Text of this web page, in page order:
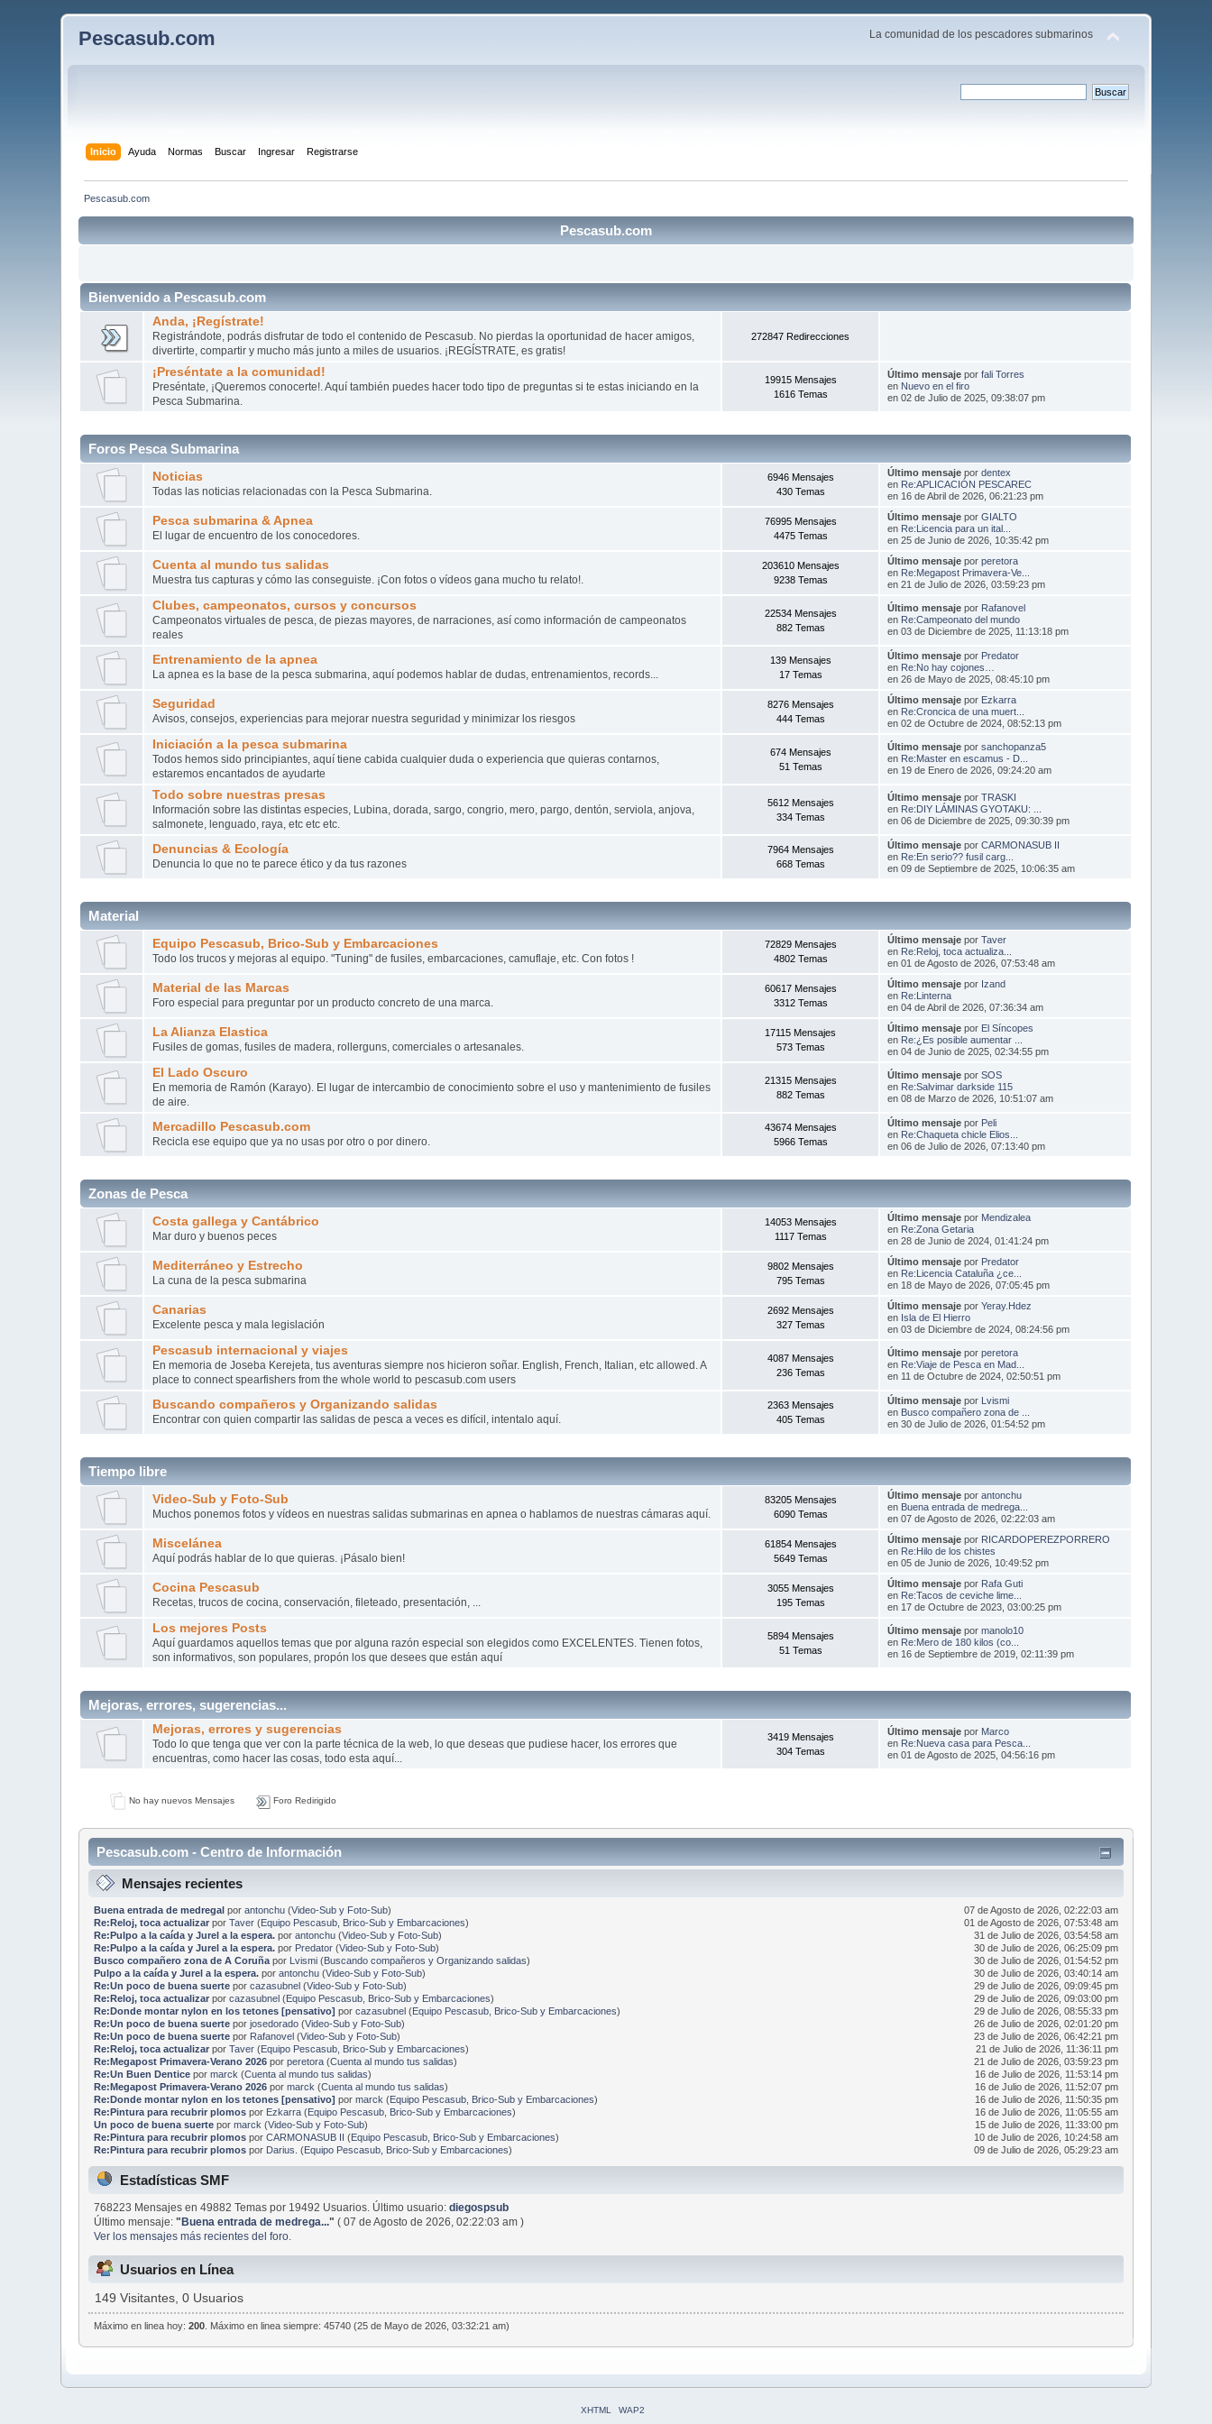
Pescasub.com La comunidad de los pescadores submarinos
Inicio Ayuda Normas Buscar Ingresar Registrarse
Pescasub.com
Pescasub.com
Bienvenido a Pescasub.com
Anda, ¡Regístrate!
Registrándote, podrás disfrutar de todo el contenido de Pescasub. No pierdas la oportunidad de hacer amigos,
divertirte, compartir y mucho más junto a miles de usuarios. ¡REGÍSTRATE, es gratis!
272847 Redirecciones
¡Preséntate a la comunidad!
Preséntate, ¡Queremos conocerte!. Aquí también puedes hacer todo tipo de preguntas si te estas iniciando en la
Pesca Submarina.
19915 Mensajes
1616 Temas
Último mensajepor fali Torres
en Nuevo en el firo
en 02 de Julio de 2025, 09:38:07 pm
Foros Pesca Submarina
Noticias
Todas las noticias relacionadas con la Pesca Submarina.
6946 Mensajes
430 Temas
Último mensajepor dentex
en Re:APLICACIÓN PESCAREC
en 16 de Abril de 2026, 06:21:23 pm
Pesca submarina & Apnea
El lugar de encuentro de los conocedores.
76995 Mensajes
4475 Temas
Último mensajepor GIALTO
en Re:Licencia para un ital...
en 25 de Junio de 2026, 10:35:42 pm
Cuenta al mundo tus salidas
Muestra tus capturas y cómo las conseguiste. ¡Con fotos o vídeos gana mucho tu relato!.
203610 Mensajes
9238 Temas
Último mensajepor peretora
en Re:Megapost Primavera-Ve...
en 21 de Julio de 2026, 03:59:23 pm
Clubes, campeonatos, cursos y concursos
Campeonatos virtuales de pesca, de piezas mayores, de narraciones, así­ como información de campeonatos
reales
22534 Mensajes
882 Temas
Último mensajepor Rafanovel
en Re:Campeonato del mundo
en 03 de Diciembre de 2025, 11:13:18 pm
Entrenamiento de la apnea
La apnea es la base de la pesca submarina, aquí podemos hablar de dudas, entrenamientos, records...
139 Mensajes
17 Temas
Último mensajepor Predator
en Re:No hay cojones…
en 26 de Mayo de 2025, 08:45:10 pm
Seguridad
Avisos, consejos, experiencias para mejorar nuestra seguridad y minimizar los riesgos
8276 Mensajes
444 Temas
Último mensajepor Ezkarra
en Re:Croncica de una muert...
en 02 de Octubre de 2024, 08:52:13 pm
Iniciación a la pesca submarina
Todos hemos sido principiantes, aquí tiene cabida cualquier duda o experiencia que quieras contarnos,
estaremos encantados de ayudarte
674 Mensajes
51 Temas
Último mensajepor sanchopanza5
en Re:Master en escamus - D...
en 19 de Enero de 2026, 09:24:20 am
Todo sobre nuestras presas
Información sobre las distintas especies, Lubina, dorada, sargo, congrio, mero, pargo, dentón, serviola, anjova,
salmonete, lenguado, raya, etc etc etc.
5612 Mensajes
334 Temas
Último mensajepor TRASKI
en Re:DIY LÁMINAS GYOTAKU: ...
en 06 de Diciembre de 2025, 09:30:39 pm
Denuncias & Ecología
Denuncia lo que no te parece ético y da tus razones
7964 Mensajes
668 Temas
Último mensajepor CARMONASUB II
en Re:En serio?? fusil carg...
en 09 de Septiembre de 2025, 10:06:35 am
Material
Equipo Pescasub, Brico-Sub y Embarcaciones
Todo los trucos y mejoras al equipo. "Tuning" de fusiles, embarcaciones, camuflaje, etc. Con fotos !
72829 Mensajes
4802 Temas
Último mensajepor Taver
en Re:Reloj, toca actualiza...
en 01 de Agosto de 2026, 07:53:48 am
Material de las Marcas
Foro especial para preguntar por un producto concreto de una marca.
60617 Mensajes
3312 Temas
Último mensajepor Izand
en Re:Linterna
en 04 de Abril de 2026, 07:36:34 am
La Alianza Elastica
Fusiles de gomas, fusiles de madera, rollerguns, comerciales o artesanales.
17115 Mensajes
573 Temas
Último mensajepor El Síncopes
en Re:¿Es posible aumentar ...
en 04 de Junio de 2025, 02:34:55 pm
El Lado Oscuro
En memoria de Ramón (Karayo). El lugar de intercambio de conocimiento sobre el uso y mantenimiento de fusiles
de aire.
21315 Mensajes
882 Temas
Último mensajepor SOS
en Re:Salvimar darkside 115
en 08 de Marzo de 2026, 10:51:07 am
Mercadillo Pescasub.com
Recicla ese equipo que ya no usas por otro o por dinero.
43674 Mensajes
5966 Temas
Último mensajepor Peli
en Re:Chaqueta chicle Elios...
en 06 de Julio de 2026, 07:13:40 pm
Zonas de Pesca
Costa gallega y Cantábrico
Mar duro y buenos peces
14053 Mensajes
1117 Temas
Último mensajepor Mendizalea
en Re:Zona Getaria
en 28 de Junio de 2024, 01:41:24 pm
Mediterráneo y Estrecho
La cuna de la pesca submarina
9802 Mensajes
795 Temas
Último mensajepor Predator
en Re:Licencia Cataluña ¿ce...
en 18 de Mayo de 2026, 07:05:45 pm
Canarias
Excelente pesca y mala legislación
2692 Mensajes
327 Temas
Último mensajepor Yeray.Hdez
en Isla de El Hierro
en 03 de Diciembre de 2024, 08:24:56 pm
Pescasub internacional y viajes
En memoria de Joseba Kerejeta, tus aventuras siempre nos hicieron soñar. English, French, Italian, etc allowed. A
place to connect spearfishers from the whole world to pescasub.com users
4087 Mensajes
236 Temas
Último mensajepor peretora
en Re:Viaje de Pesca en Mad...
en 11 de Octubre de 2024, 02:50:51 pm
Buscando compañeros y Organizando salidas
Encontrar con quien compartir las salidas de pesca a veces es difícil, intentalo aquí­.
2363 Mensajes
405 Temas
Último mensajepor Lvismi
en Busco compañero zona de ...
en 30 de Julio de 2026, 01:54:52 pm
Tiempo libre
Video-Sub y Foto-Sub
Muchos ponemos fotos y vídeos en nuestras salidas submarinas en apnea o hablamos de nuestras cámaras aquí.
83205 Mensajes
6090 Temas
Último mensajepor antonchu
en Buena entrada de medrega...
en 07 de Agosto de 2026, 02:22:03 am
Miscelánea
Aquí podrás hablar de lo que quieras. ¡Pásalo bien!
61854 Mensajes
5649 Temas
Último mensajepor RICARDOPEREZPORRERO
en Re:Hilo de los chistes
en 05 de Junio de 2026, 10:49:52 pm
Cocina Pescasub
Recetas, trucos de cocina, conservación, fileteado, presentación, ...
3055 Mensajes
195 Temas
Último mensajepor Rafa Guti
en Re:Tacos de ceviche lime...
en 17 de Octubre de 2023, 03:00:25 pm
Los mejores Posts
Aquí­ guardamos aquellos temas que por alguna razón especial son elegidos como EXCELENTES. Tienen fotos,
son informativos, son populares, propón los que desees que están aquí­
5894 Mensajes
51 Temas
Último mensajepor manolo10
en Re:Mero de 180 kilos (co...
en 16 de Septiembre de 2019, 02:11:39 pm
Mejoras, errores, sugerencias...
Mejoras, errores y sugerencias
Todo lo que tenga que ver con la parte técnica de la web, lo que deseas que pudiese hacer, los errores que
encuentras, como hacer las cosas, todo esta aquí...
3419 Mensajes
304 Temas
Último mensajepor Marco
en Re:Nueva casa para Pesca...
en 01 de Agosto de 2025, 04:56:16 pm
No hay nuevos Mensajes Foro Redirigido
Pescasub.com - Centro de Información
Mensajes recientes
Buena entrada de medregalpor antonchu(Video-Sub y Foto-Sub)
07 de Agosto de 2026, 02:22:03 am
Re:Reloj, toca actualizarpor Taver(Equipo Pescasub, Brico-Sub y Embarcaciones)
01 de Agosto de 2026, 07:53:48 am
Re:Pulpo a la caída y Jurel a la espera.por antonchu(Video-Sub y Foto-Sub)
31 de Julio de 2026, 03:54:58 am
Re:Pulpo a la caída y Jurel a la espera.por Predator(Video-Sub y Foto-Sub)
30 de Julio de 2026, 06:25:09 pm
Busco compañero zona de A Coruñapor Lvismi(Buscando compañeros y Organizando salidas)
30 de Julio de 2026, 01:54:52 pm
Pulpo a la caída y Jurel a la espera.por antonchu(Video-Sub y Foto-Sub)
30 de Julio de 2026, 03:40:14 am
Re:Un poco de buena suertepor cazasubnel(Video-Sub y Foto-Sub)
29 de Julio de 2026, 09:09:45 pm
Re:Reloj, toca actualizarpor cazasubnel(Equipo Pescasub, Brico-Sub y Embarcaciones)
29 de Julio de 2026, 09:03:00 pm
Re:Donde montar nylon en los tetones [pensativo] por cazasubnel(Equipo Pescasub, Brico-Sub y Embarcaciones)
29 de Julio de 2026, 08:55:33 pm
Re:Un poco de buena suertepor josedorado(Video-Sub y Foto-Sub)
26 de Julio de 2026, 02:01:20 pm
Re:Un poco de buena suertepor Rafanovel(Video-Sub y Foto-Sub)
23 de Julio de 2026, 06:42:21 pm
Re:Reloj, toca actualizarpor Taver(Equipo Pescasub, Brico-Sub y Embarcaciones)
21 de Julio de 2026, 11:36:11 pm
Re:Megapost Primavera-Verano 2026por peretora(Cuenta al mundo tus salidas)
21 de Julio de 2026, 03:59:23 pm
Re:Un Buen Denticepor marck (Cuenta al mundo tus salidas)
16 de Julio de 2026, 11:53:14 pm
Re:Megapost Primavera-Verano 2026por marck (Cuenta al mundo tus salidas)
16 de Julio de 2026, 11:52:07 pm
Re:Donde montar nylon en los tetones [pensativo] por marck (Equipo Pescasub, Brico-Sub y Embarcaciones)
16 de Julio de 2026, 11:50:35 pm
Re:Pintura para recubrir plomospor Ezkarra(Equipo Pescasub, Brico-Sub y Embarcaciones)
16 de Julio de 2026, 11:05:55 am
Un poco de buena suertepor marck (Video-Sub y Foto-Sub)
15 de Julio de 2026, 11:33:00 pm
Re:Pintura para recubrir plomospor CARMONASUB II (Equipo Pescasub, Brico-Sub y Embarcaciones)
10 de Julio de 2026, 10:24:58 am
Re:Pintura para recubrir plomospor Darius. (Equipo Pescasub, Brico-Sub y Embarcaciones) 09 de Julio de 2026, 05:29:23 am
Estadísticas SMF
768223 Mensajes en 49882 Temas por 19492 Usuarios. Último usuario:diegospsub
Último mensaje:" Buena entrada de medrega..." ( 07 de Agosto de 2026, 02:22:03 am )
Ver los mensajes más recientes del foro.
Usuarios en Línea
149 Visitantes, 0 Usuarios
Máximo en linea hoy: 200. Máximo en linea siempre: 45740 (25 de Mayo de 2026, 03:32:21 am)
XHTML WAP2